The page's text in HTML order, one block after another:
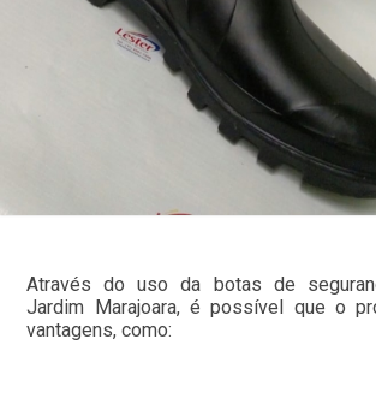
Através do uso da botas de
Jardim Marajoara, é possível que o
vantagens, como: